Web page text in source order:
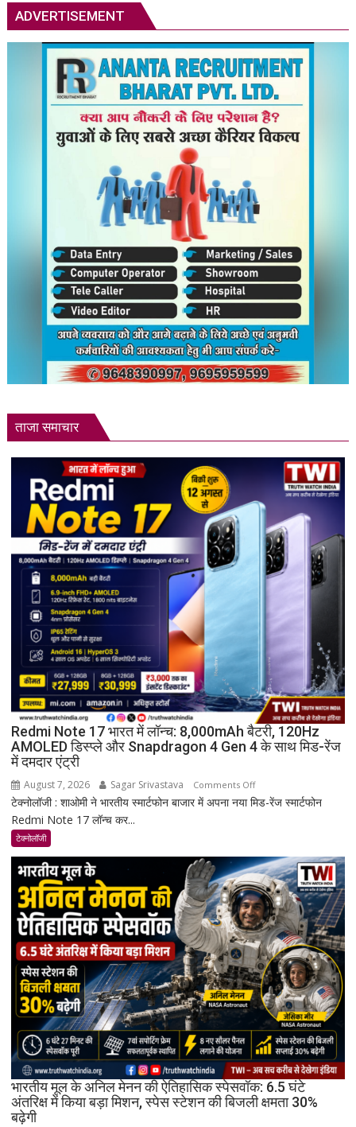
डे,
एयरपोर्ट
पर
भव्य
स्वागत;
बोलीं-
मेरा
ADVERTISEMENT
ताजा समाचार
Redmi Note 17 भारत में लॉन्च: 8,000mAh बैटरी, 120Hz
AMOLED डिस्प्ले और Snapdragon 4 Gen 4 के साथ मिड-रेंज
में दमदार एंट्री
August 7, 2026 Sagar Srivastava Comments Offon
Redmi
भारत
में
लॉन्च:
8,000mAh
बैटरी,
120Hz
AMOLED
डिस्प्ले
और
Snapdragon
4
Gen
4
के
साथ
टेक्नोलॉजी : शाओमी ने भारतीय स्मार्टफोन बाजार में अपना नया मिड-रेंज स्मार्टफोन
Redmi Note 17 लॉन्च कर...
टेक्नोलॉजी
भारतीय मूल के अनिल मेनन की ऐतिहासिक स्पेसवॉक: 6.5 घंटे
अंतरिक्ष में किया बड़ा मिशन, स्पेस स्टेशन की बिजली क्षमता 30%
बढ़ेगी